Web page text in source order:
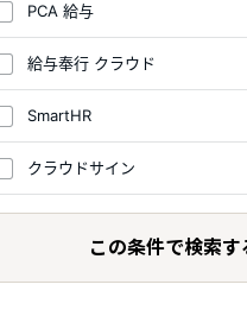
PCA 給与
給与奉行 クラウド
SmartHR
クラウドサイン
この条件で検索す